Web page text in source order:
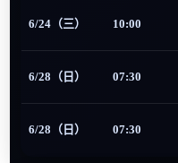
6/24（三） 10:00
6/28（日） 07:30
6/28（日） 07:30